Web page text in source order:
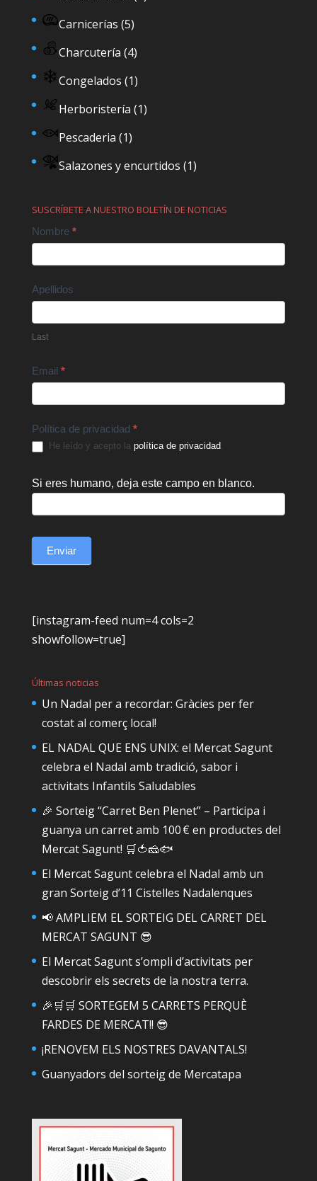
Carnicerías (5)
Charcutería (4)
Congelados (1)
Herboristería (1)
Pescaderia (1)
Salazones y encurtidos (1)
SUSCRÍBETE A NUESTRO BOLETÍN DE NOTICIAS
Contact
Nombre *
Apellidos
Last
Email *
Política de privacidad *
He leído y acepto la política de privacidad.
Si eres humano, deja este campo en blanco.
Enviar
[instagram-feed num=4 cols=2
showfollow=true]
Últimas noticias
Un Nadal per a recordar: Gràcies per fer
costat al comerç local!
EL NADAL QUE ENS UNIX: el Mercat Sagunt
celebra el Nadal amb tradició, sabor i
activitats Infantils Saludables
🎉 Sorteig “Carret Ben Plenet” – Participa i
guanya un carret amb 100 € en productes del
Mercat Sagunt! 🛒🍅🧀🐟
El Mercat Sagunt celebra el Nadal amb un
gran Sorteig d’11 Cistelles Nadalenques
📢 AMPLIEM EL SORTEIG DEL CARRET DEL
MERCAT SAGUNT 😎
El Mercat Sagunt s’ompli d’activitats per
descobrir els secrets de la nostra terra.
🎉🛒🛒 SORTEGEM 5 CARRETS PERQUÈ
FARDES DE MERCAT!! 😎
¡RENOVEM ELS NOSTRES DAVANTALS!
Guanyadors del sorteig de Mercatapa